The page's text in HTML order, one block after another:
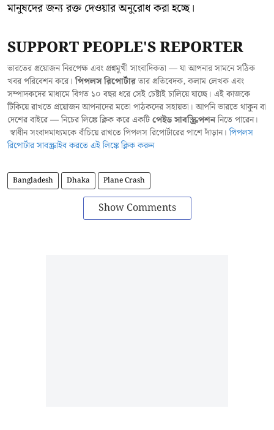
মানুষদের জন্য রক্ত দেওয়ার অনুরোধ করা হচ্ছে।
SUPPORT PEOPLE'S REPORTER
ভারতের প্রয়োজন নিরপেক্ষ এবং প্রশ্নমুখী সাংবাদিকতা — যা আপনার সামনে সঠিক
খবর পরিবেশন করে।পিপলস রিপোর্টারতার প্রতিবেদক, কলাম লেখক এবং
সম্পাদকদের মাধ্যমে বিগত ১০ বছর ধরে সেই চেষ্টাই চালিয়ে যাচ্ছে। এই কাজকে
টিকিয়ে রাখতে প্রয়োজন আপনাদের মতো পাঠকদের সহায়তা। আপনি ভারতে থাকুন বা
দেশের বাইরে — নিচের লিঙ্কে ক্লিক করে একটিপেইড সাবস্ক্রিপশননিতে পারেন।
স্বাধীন সংবাদমাধ্যমকে বাঁচিয়ে রাখতে পিপলস রিপোর্টারের পাশে দাঁড়ান।পিপলস
রিপোর্টার সাবস্ক্রাইব করতে এই লিঙ্কে ক্লিক করুন
Bangladesh Dhaka Plane Crash
Show Comments